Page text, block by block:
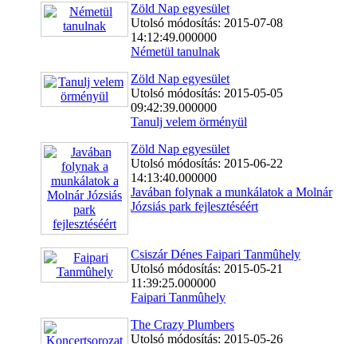
Zöld Nap egyesület
Utolsó módosítás: 2015-07-08
14:12:49.000000
Németül tanulnak
Zöld Nap egyesület
Utolsó módosítás: 2015-05-05
09:42:39.000000
Tanulj velem örményül
Zöld Nap egyesület
Utolsó módosítás: 2015-06-22
14:13:40.000000
Javában folynak a munkálatok a Molnár
Józsiás park fejlesztéséért
Csiszár Dénes Faipari Tanmûhely
Utolsó módosítás: 2015-05-21
11:39:25.000000
Faipari Tanmûhely
The Crazy Plumbers
Utolsó módosítás: 2015-05-26